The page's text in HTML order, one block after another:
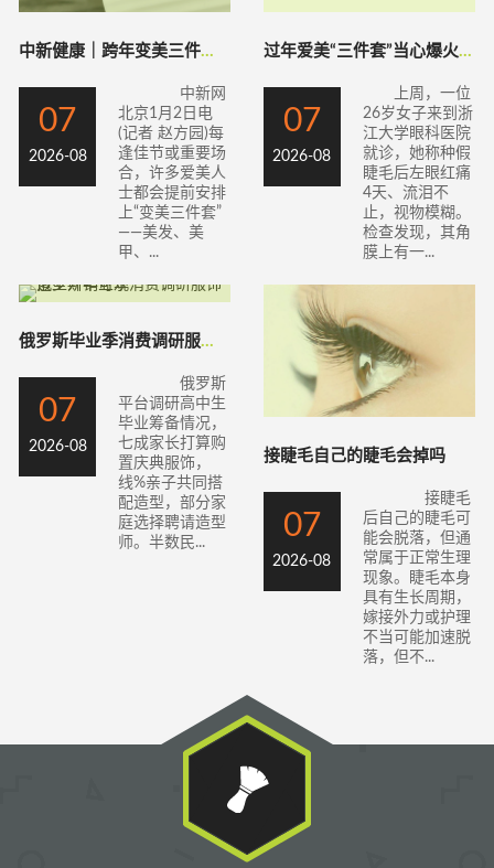
中新健康｜跨年变美三件套怎么做更健康？
07
2026-08
中新网
北京1月2日电
(记者 赵方园)每
逢佳节或重要场
合，许多爱美人
士都会提前安排
上“变美三件套”
——美发、美
甲、...
过年爱美“三件套”当心爆火的它暗藏“陷阱
07
2026-08
上周，一位
26岁女子来到浙
江大学眼科医院
就诊，她称种假
睫毛后左眼红痛
4天、流泪不
止，视物模糊。
检查发现，其角
膜上有一...
俄罗斯毕业季消费调研服饰造型开销可观
07
2026-08
俄罗斯
平台调研高中生
毕业筹备情况，
七成家长打算购
置庆典服饰，
线%亲子共同搭
配造型，部分家
庭选择聘请造型
师。半数民...
接睫毛自己的睫毛会掉吗
07
2026-08
接睫毛
后自己的睫毛可
能会脱落，但通
常属于正常生理
现象。睫毛本身
具有生长周期，
嫁接外力或护理
不当可能加速脱
落，但不...